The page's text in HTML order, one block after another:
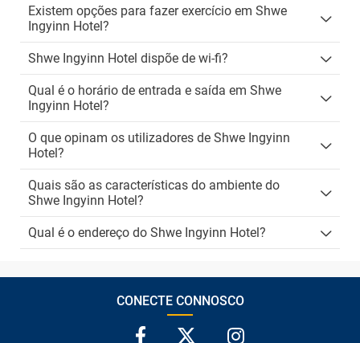
Existem opções para fazer exercício em Shwe
Ingyinn Hotel?
Shwe Ingyinn Hotel dispõe de wi-fi?
Qual é o horário de entrada e saída em Shwe
Ingyinn Hotel?
O que opinam os utilizadores de Shwe Ingyinn
Hotel?
Quais são as características do ambiente do
Shwe Ingyinn Hotel?
Qual é o endereço do Shwe Ingyinn Hotel?
CONECTE CONNOSCO